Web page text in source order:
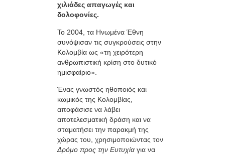
χιλιάδες απαγωγές και
δολοφονίες.
Το 2004, τα Ηνωμένα Έθνη
συνόψισαν τις συγκρούσεις στην
Κολομβία ως «τη χειρότερη
ανθρωπιστική κρίση στο δυτικό
ημισφαίριο».
Ένας γνωστός ηθοποιός και
κωμικός της Κολομβίας,
αποφάσισε να λάβει
αποτελεσματική δράση και να
σταματήσει την παρακμή της
χώρας του, χρησιμοποιώντας τον
Δρόμο προς την Ευτυχία για να